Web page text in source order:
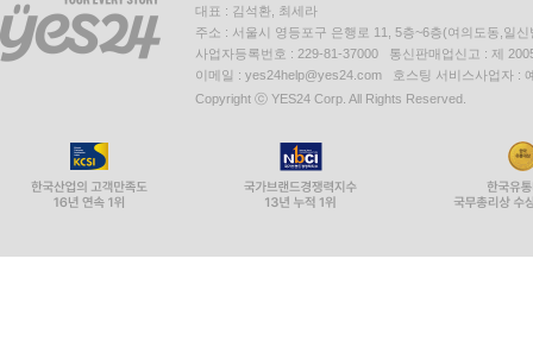
대표 : 김석환, 최세라
주소 : 서울시 영등포구 은행로 11, 5층~6층(여의도동,일신
사업자등록번호 : 229-81-37000 통신판매업신고 : 제
이메일 : yes24help@yes24.com 호스팅 서비스사업자 :
Copyright ⓒ YES24 Corp. All Rights Reserved.